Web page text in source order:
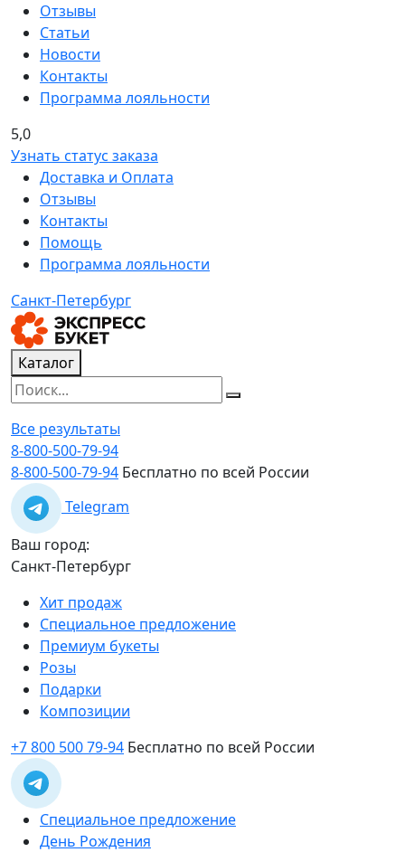
Отзывы
Статьи
Новости
Контакты
Программа лояльности
5,0
Узнать статус заказа
Доставка и Оплата
Отзывы
Контакты
Помощь
Программа лояльности
Санкт-Петербург
Каталог
Все результаты
8-800-500-79-94
8-800-500-79-94 Бесплатно по всей России
Telegram
Ваш город:
Санкт-Петербург
Хит продаж
Специальное предложение
Премиум букеты
Розы
Подарки
Композиции
+7 800 500 79-94 Бесплатно по всей России
Специальное предложение
День Рождения